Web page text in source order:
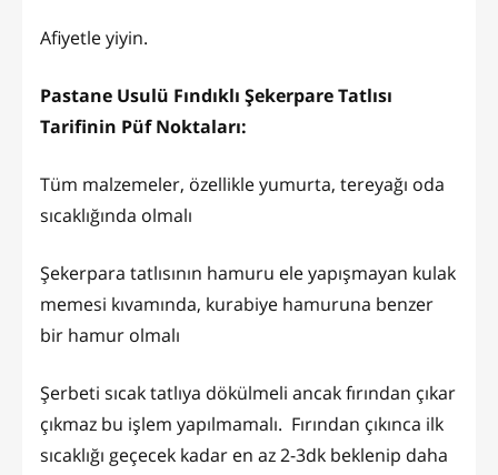
Afiyetle yiyin.
Pastane Usulü Fındıklı Şekerpare Tatlısı
Tarifinin Püf Noktaları:
Tüm malzemeler, özellikle yumurta, tereyağı oda
sıcaklığında olmalı
Şekerpara tatlısının hamuru ele yapışmayan kulak
memesi kıvamında, kurabiye hamuruna benzer
bir hamur olmalı
Şerbeti sıcak tatlıya dökülmeli ancak fırından çıkar
çıkmaz bu işlem yapılmamalı. Fırından çıkınca ilk
sıcaklığı geçecek kadar en az 2-3dk beklenip daha